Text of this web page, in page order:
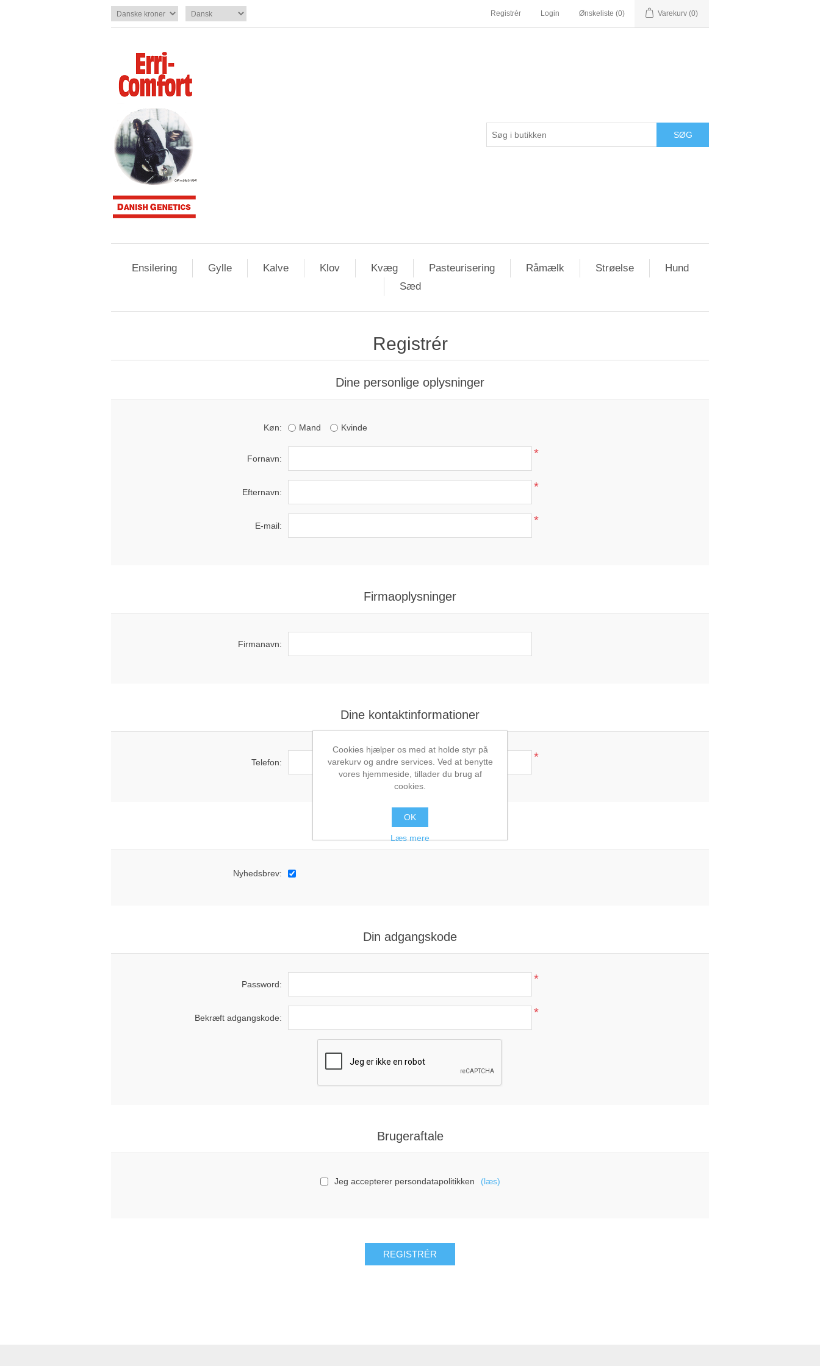
Registrér Login Ønskeliste (0) Varekurv (0)
Ensilering Gylle Kalve Klov Kvæg Pasteurisering Råmælk Strøelse
Hund
Sæd
Registrér
Dine personlige oplysninger
Køn: Mand Kvinde
Fornavn: *
Efternavn: *
E-mail: *
Firmaoplysninger
Firmanavn:
Dine kontaktinformationer
Telefon: *
Mulgiheder
Nyhedsbrev:
Din adgangskode
Password: *
Bekræft adgangskode: *
Brugeraftale
Jeg accepterer persondatapolitikken (læs)
Cookies hjælper os med at holde styr på
varekurv og andre services. Ved at benytte
vores hjemmeside, tillader du brug af
cookies.
OK
Læs mere